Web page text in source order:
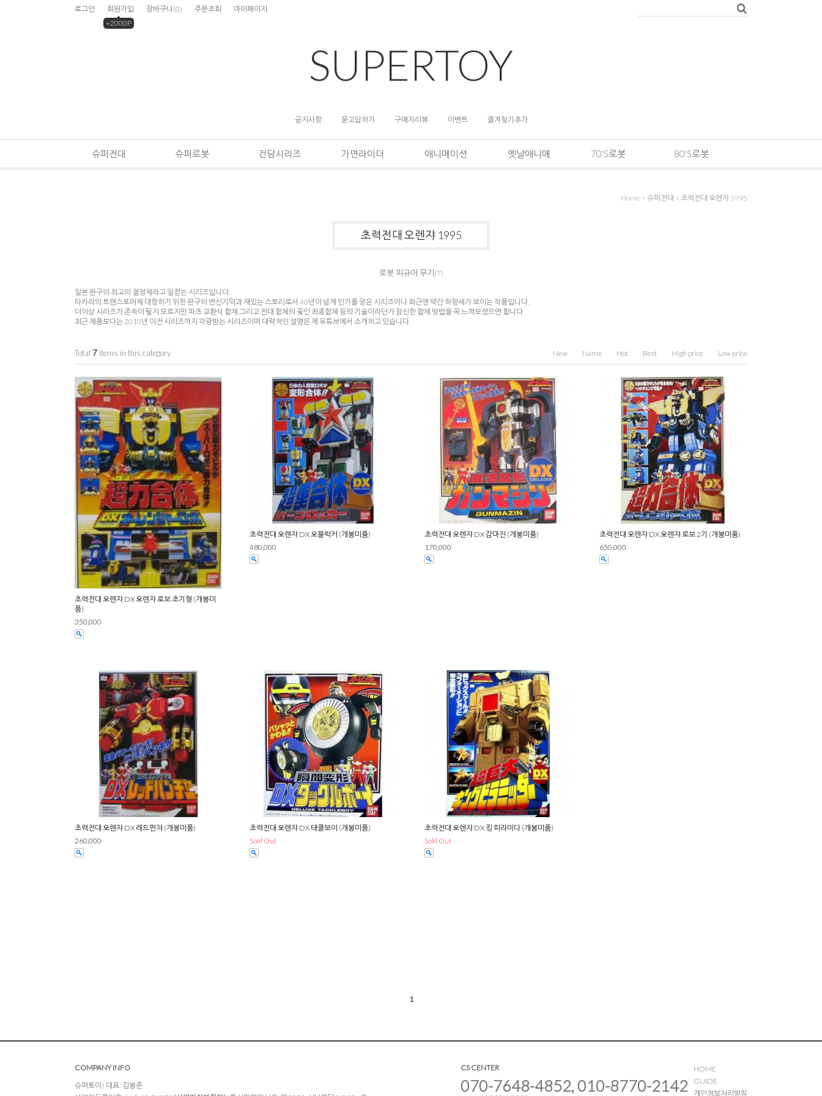
로그인
회원가입
+2000P
장바구니 (0) 주문조회 마이페이지
SUPERTOY
공지사항 묻고답하기 구매자리뷰 이벤트 즐겨찾기추가
슈퍼전대 슈퍼로봇 건담시리즈 가면라이더 애니메이션 옛날애니메 70'S로봇 80'S로봇
Home > 슈퍼전대 > 초력전대 오렌쟈 1995
초력전대 오렌쟈 1995
로봇 피규어 무기 (7)
일본 완구의 최고의 결정체라고 일컫는 시리즈입니다..
타카라의 트랜스포머제 대항하기 위한 완구의 변신기믹과 재밌는 스토리로서 40년이 넘게 인기를 얻은 시리즈이나 최근엔 약간 하향세가 보이는 작품입니다.
더이상 시리즈가 존속이 될지 모르지만 파츠 교환식 합체 그리고 전대 합체의 꽃인 최종합체 등의 기술이라던가 참신한 합체 방법을 꼭 느껴보셨으면 합니다
최근 제품보다는 2010년 이전 시리즈까지 각광받는 시리즈이며 대략적인 설명은 제 유튜브에서 소개하고 있습니다.
Total 7 items in this category New Name Hot Best High price Low price
초력전대 오렌쟈 DX 오렌쟈 로보 초기형 (개봉미
품)
350,000
초력전대 오렌쟈 DX 오블럭커 (개봉미품)
480,000
초력전대 오렌쟈 DX 감마진 (개봉미품)
170,000
초력전대 오렌쟈 DX 오렌쟈 로보 2기 (개봉미품)
650,000
초력전대 오렌쟈 DX 레드펀쳐 (개봉미품)
260,000
초력전대 오렌쟈 DX 태클보이 (개봉미품)
Sold Out
초력전대 오렌쟈 DX 킹 피라미다 (개봉미품)
Sold Out
1
COMPANY INFO
슈퍼토이 | 대표: 김봉준
CS CENTER
070-7648-4852, 010-8770-2142
HOME
GUIDE
개인정보처리방침